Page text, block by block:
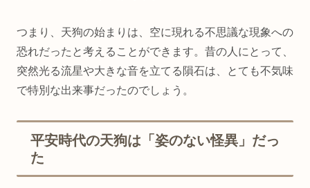
つまり、天狗の始まりは、空に現れる不思議な現象への
恐れだったと考えることができます。昔の人にとって、
突然光る流星や大きな音を立てる隕石は、とても不気味
で特別な出来事だったのでしょう。
平安時代の天狗は「姿のない怪異」だっ
た